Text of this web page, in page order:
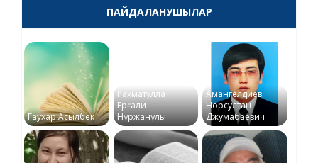
ПАЙДАЛАНУШЫЛАР
Гаухар Асылбек
Рахматулла
Ерғали
Нұржанұлы
Амангелдиев
Норсултан
Джумабаевич